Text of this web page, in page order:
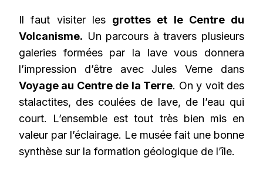
Il faut visiter les grottes et le Centre du
Volcanisme. Un parcours à travers plusieurs
galeries formées par la lave vous donnera
l’impression d’être avec Jules Verne dans
Voyage au Centre de la Terre. On y voit des
stalactites, des coulées de lave, de l’eau qui
court. L’ensemble est tout très bien mis en
valeur par l’éclairage. Le musée fait une bonne
synthèse sur la formation géologique de l’île.